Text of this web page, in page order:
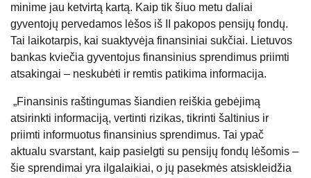
minime jau ketvirtą kartą. Kaip tik šiuo metu daliai
gyventojų pervedamos lėšos iš II pakopos pensijų fondų.
Tai laikotarpis, kai suaktyvėja finansiniai sukčiai. Lietuvos
bankas kviečia gyventojus finansinius sprendimus priimti
atsakingai – neskubėti ir remtis patikima informacija.
„Finansinis raštingumas šiandien reiškia gebėjimą
atsirinkti informaciją, vertinti rizikas, tikrinti šaltinius ir
priimti informuotus finansinius sprendimus. Tai ypač
aktualu svarstant, kaip pasielgti su pensijų fondų lėšomis –
šie sprendimai yra ilgalaikiai, o jų pasekmės atsiskleidžia